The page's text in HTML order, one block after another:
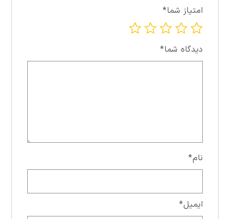
امتیاز شما*
دیدگاه شما*
نام*
ایمیل*